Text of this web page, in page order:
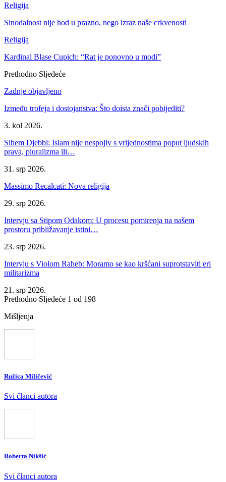
Religija
Sinodalnost nije hod u prazno, nego izraz naše crkvenosti
Religija
Kardinal Blase Cupich: “Rat je ponovno u modi”
Prethodno Sljedeće
Zadnje objavljeno
Između trofeja i dostojanstva: Što doista znači pobijediti?
3. kol 2026.
Sihem Djebbi: Islam nije nespojiv s vrijednostima poput ljudskih
prava, pluralizma ili…
31. srp 2026.
Massimo Recalcati: Nova religija
29. srp 2026.
Intervju sa Stipom Odakom: U procesu pomirenja na našem
prostoru približavanje istini…
23. srp 2026.
Intervju s Violom Raheb: Moramo se kao kršćani suprotstaviti eri
militarizma
21. srp 2026.
Prethodno Sljedeće 1 od 198
Mišljenja
Ružica Miličević
Svi članci autora
Roberta Nikšić
Svi članci autora